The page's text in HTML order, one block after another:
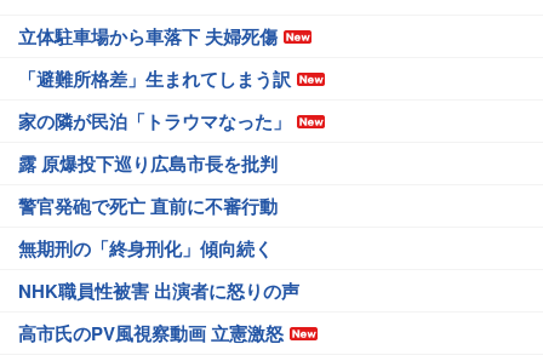
立体駐車場から車落下 夫婦死傷
「避難所格差」生まれてしまう訳
家の隣が民泊「トラウマなった」
露 原爆投下巡り広島市長を批判
警官発砲で死亡 直前に不審行動
無期刑の「終身刑化」傾向続く
NHK職員性被害 出演者に怒りの声
高市氏のPV風視察動画 立憲激怒